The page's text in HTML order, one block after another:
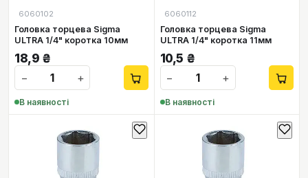
6060102
Головка торцева Sigma
ULTRA 1/4" коротка 10мм
18,9 ₴
−
+
В наявності
6060112
Головка торцева Sigma
ULTRA 1/4" коротка 11мм
10,5 ₴
−
+
В наявності